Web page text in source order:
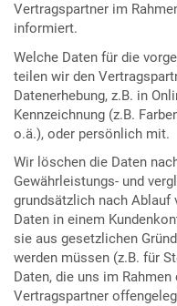
Vertragspartner im
informiert.
Welche Daten für die
teilen wir den
Datenerhebung, z.B. in
Kennzeichnung (z.B.
o.ä.), oder persönlich mit.
Wir löschen die Daten
Gewährleistungs- und
grundsätzlich nach Ablauf
Daten in einem
sie aus gesetzlichen
werden müssen (z.B. für
Daten, die uns im
Vertragspartner